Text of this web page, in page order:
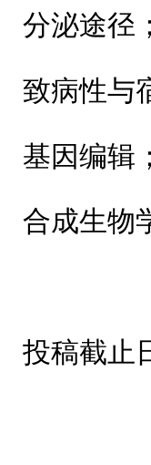
分泌途径；
致病性与
基因编辑；
合成生物
投稿截止